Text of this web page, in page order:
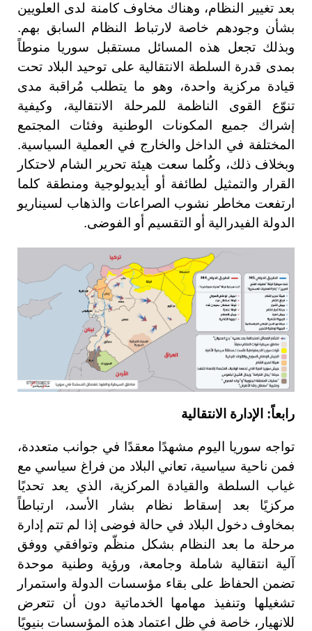
بعد تغيير النظام، وهناك مخاوف كامنة لدى العلويين
بشأن وجودهم خاصة لارتباط النظام السابق بهم.
وبذلك تجعل هذه المسائل مستقبل سوريا منوطاً
بمدى قدرة السلطة الانتقالية على توحيد البلاد تحت
قيادة مركزية واحدة، وهو ما يتطلب مُراقبة مدى
تنوّع القوى الناظمة للمرحلة الانتقالية، وكيفية
إشراك جميع المكونات الوطنية وفئات المجتمع
المختلفة في الداخل والخارج في العملية السياسية.
وبخلاف ذلك، وكُلما سعت هيئة تحرير الشام لاحتكار
القرار والتمثيل لطائفة أو أيديولوجية ومنطقة كلما
ارتفعت مخاطر نشوب الصراعات والذهاب لسيناريو
الدولة الفيدرالية أو التقسيم أو الفوضى.
رابعاً: الإدارة الانتقالية
تواجه سوريا اليوم مشهدًا معقدًا في جوانب متعددة،
فمن ناحية سياسية، تعاني البلاد من فراغ سياسي مع
غياب السلطة والقيادة المركزية، الذي يعد تحديًا
مركزيًا بعد إسقاط نظام بشار الأسد، ارتباطاً
بمخاوف دخول البلاد في حالة فوضى إذا لم تتم إدارة
مرحلة ما بعد النظام بشكل منظّم وتوافقي ووفق
آلية انتقالية شاملة وجامعة، ورؤية وطنية موحدة
تضمن الحفاظ على بقاء مؤسسات الدولة واستمرار
تشغيلها وتنفيذ مهامها الخدماتية دون أن تتعرض
للانهيار، خاصة في ظل اعتماد هذه المؤسسات بنيويًا